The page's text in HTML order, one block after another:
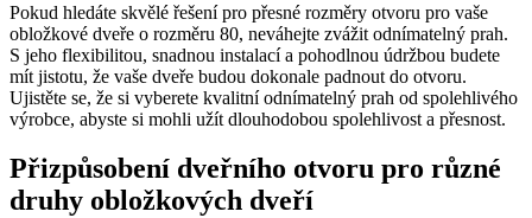
Pokud hledáte skvělé řešení pro přesné rozměry otvoru pro vaše
obložkové dveře o rozměru 80, neváhejte zvážit odnímatelný prah.
S jeho flexibilitou, snadnou instalací a pohodlnou údržbou budete
mít jistotu, že vaše dveře budou dokonale padnout do otvoru.
Ujistěte se, že si vyberete kvalitní odnímatelný prah od spolehlivého
výrobce, abyste si mohli užít dlouhodobou spolehlivost a přesnost.
Přizpůsobení dveřního otvoru pro různé
druhy obložkových dveří